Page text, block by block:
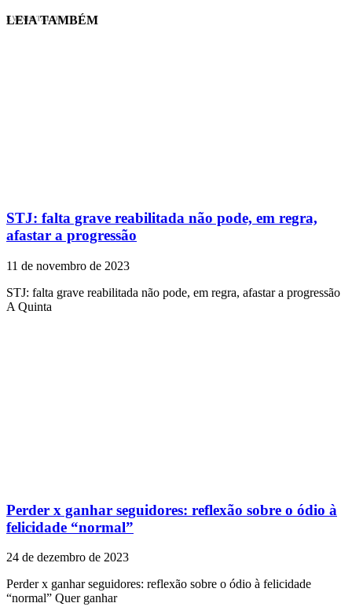
EVINIS TALON
LEIA TAMBÉM
STJ: falta grave reabilitada não pode, em regra,
afastar a progressão
11 de novembro de 2023
STJ: falta grave reabilitada não pode, em regra, afastar a progressão
A Quinta
Perder x ganhar seguidores: reflexão sobre o ódio à
felicidade “normal”
24 de dezembro de 2023
Perder x ganhar seguidores: reflexão sobre o ódio à felicidade
“normal” Quer ganhar